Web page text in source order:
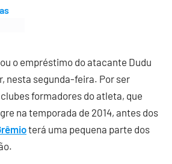
o empréstimo do atacante Dudu
nesta segunda-feira. Por ser
formadores do atleta, que
na temporada de 2014, antes dos
terá uma pequena parte dos